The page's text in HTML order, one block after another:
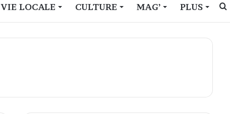
VIE LOCALE CULTURE MAG’ PLUS